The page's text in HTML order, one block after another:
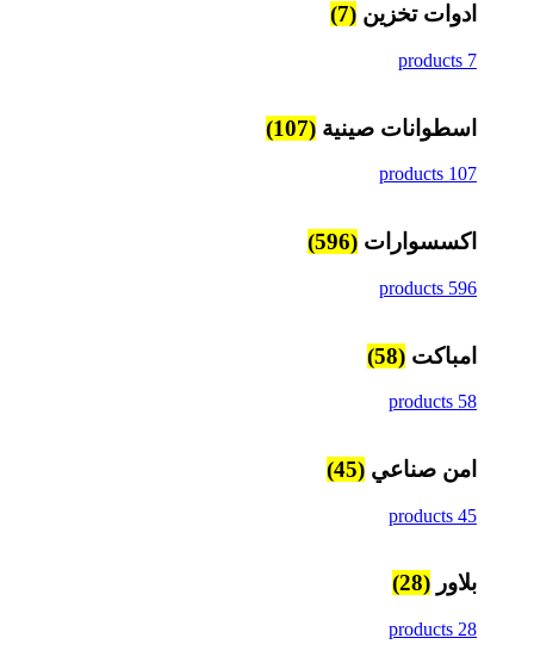
ادوات تخزين (7)
7 products
اسطوانات صينية (107)
107 products
اكسسوارات (596)
596 products
امباكت (58)
58 products
امن صناعي (45)
45 products
بلاور (28)
28 products